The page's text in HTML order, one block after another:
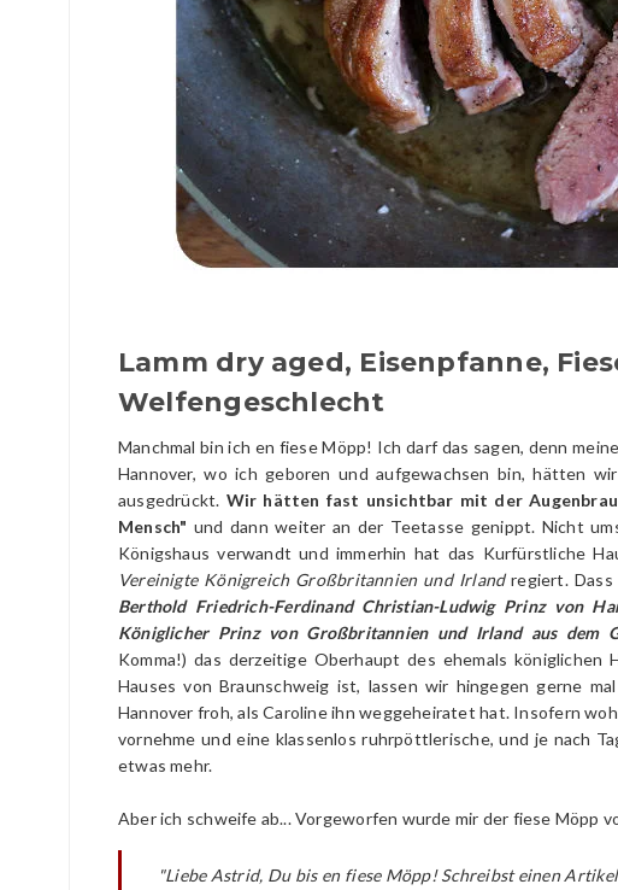
Lamm dry aged, Eisenpfanne,
Welfengeschlecht
Manchmal bin ich en fiese Möpp! Ich darf das sagen, denn
Hannover, wo ich geboren und aufgewachsen bin, hätten
ausgedrückt. Wir hätten fast unsichtbar mit der
Mensch" und dann weiter an der Teetasse genippt. Nicht
Königshaus verwandt und immerhin hat das Kurfürstliche
Vereinigte Königreich Großbritannien und Irlandregiert. Dass
Berthold Friedrich-Ferdinand Christian-Ludwig Prinz von
Königlicher Prinz von Großbritannien und Irland aus dem
Komma!) das derzeitige Oberhaupt des ehemals königlichen
Hauses von Braunschweig ist, lassen wir hingegen gerne
Hannover froh, als Caroline ihn weggeheiratet hat. Insofern
vornehme und eine klassenlos ruhrpöttlerische, und je nach
etwas mehr.
Aber ich schweife ab... Vorgeworfen wurde mir der fiese Möpp
"Liebe Astrid, Du bis en fiese Möpp! Schreibst einen